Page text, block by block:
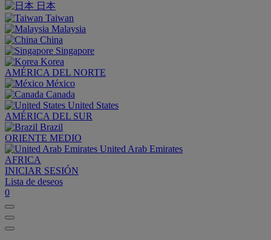
日本
Taiwan
Malaysia
China
Singapore
Korea
AMÉRICA DEL NORTE
México
Canada
United States
AMÉRICA DEL SUR
Brazil
ORIENTE MEDIO
United Arab Emirates
AFRICA
INICIAR SESIÓN
Lista de deseos
0